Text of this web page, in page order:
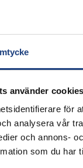
använder
för
analysera vår
och annons-
som du har
är
och